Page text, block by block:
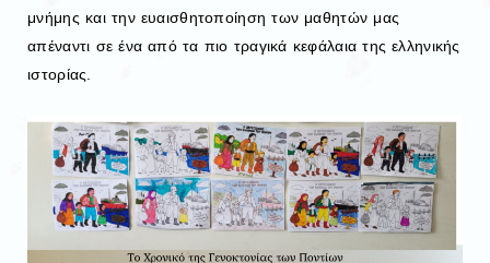
μνήμης και την ευαισθητοποίηση των μαθητών μας
απέναντι σε ένα από τα πιο τραγικά κεφάλαια της ελληνικής
ιστορίας.